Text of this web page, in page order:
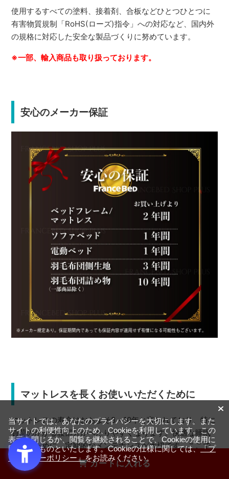
カートに入れる
使用するすべての塗料、接着剤、合板などひとつひとつに
有害物質規制「RoHS(ローズ)指令」への対応など、国内外
の規格に対応した安全な製品づくりに努めています。
※一部、輸入商品も取り扱っております。
安心のメーカー保証
マットレスを長くお使いいただくために
マットレスの寿命はおおよそ8～10年と言われており、特に
負荷のかかる腰部分がへたりやすくなります。快適な睡眠
を保つために、定期的なメンテナンスが大切です。ここで
は、マットレスを長く快適に使うためのメンテナンス方法
をご紹介します。
当サイトでは、あなたのプライバシーを大切にします。また
サイトの利便性向上のため、Cookieを利用しています。この
表示を閉じるか、閲覧を継続されることで、Cookieの使用に
同意するものといたします。Cookieの仕様に関しては、「プ
ライバシーポリシー」をお読みください。